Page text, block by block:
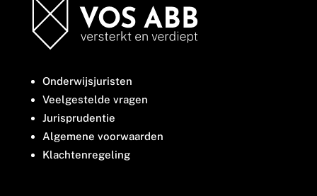
Onderwijsjuristen
Veelgestelde vragen
Jurisprudentie
Algemene voorwaarden
Klachtenregeling